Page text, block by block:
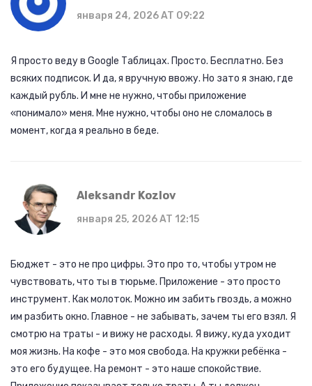
января 24, 2026 AT 09:22
Я просто веду в Google Таблицах. Просто. Бесплатно. Без
всяких подписок. И да, я вручную ввожу. Но зато я знаю, где
каждый рубль. И мне не нужно, чтобы приложение
«понимало» меня. Мне нужно, чтобы оно не сломалось в
момент, когда я реально в беде.
Aleksandr Kozlov
января 25, 2026 AT 12:15
Бюджет - это не про цифры. Это про то, чтобы утром не
чувствовать, что ты в тюрьме. Приложение - это просто
инструмент. Как молоток. Можно им забить гвоздь, а можно
им разбить окно. Главное - не забывать, зачем ты его взял. Я
смотрю на траты - и вижу не расходы. Я вижу, куда уходит
моя жизнь. На кофе - это моя свобода. На кружки ребёнка -
это его будущее. На ремонт - это наше спокойствие.